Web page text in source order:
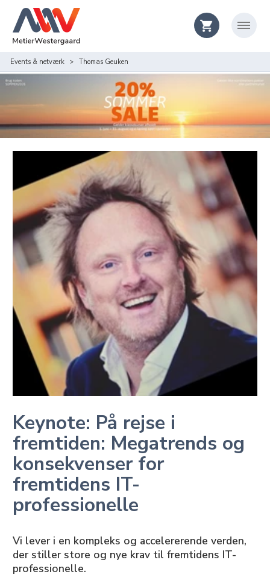
Events & netværk Thomas Geuken
Keynote: På rejse i
fremtiden: Megatrends og
konsekvenser for
fremtidens IT-
professionelle
Vi lever i en kompleks og accelererende verden,
der stiller store og nye krav til fremtidens IT-
professionelle.